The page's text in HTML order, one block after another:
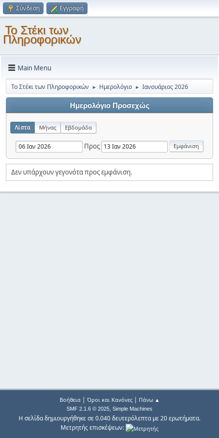
Σύνδεση Εγγραφή
Το Στέκι των
Πληροφορικών
Main Menu
Το Στέκι των Πληροφορικών ► Ημερολόγιο ► Ιανουάριος 2026
Ημερολόγιο Προσεχώς
Λίστα Μήνας Εβδομάδα
Προς
Δεν υπάρχουν γεγονότα προς εμφάνιση.
Βοήθεια| Όροι και Κανόνες| Πάνω ▲
SMF 2.1.6 © 2025, Simple Machines
Η σελίδα δημιουργήθηκε σε 0.040 δευτερόλεπτα με 20 ερωτήματα.
Μετρητής επισκέψεων: